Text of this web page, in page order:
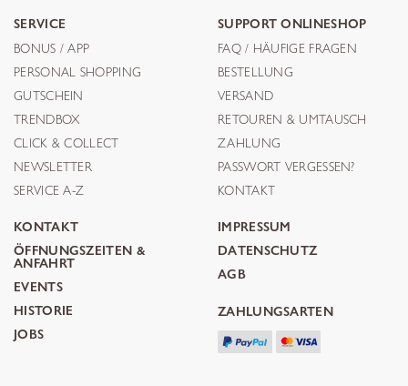
SERVICE
BONUS / APP
PERSONAL SHOPPING
GUTSCHEIN
TRENDBOX
CLICK & COLLECT
NEWSLETTER
SERVICE A-Z
SUPPORT ONLINESHOP
FAQ / HÄUFIGE FRAGEN
BESTELLUNG
VERSAND
RETOUREN & UMTAUSCH
ZAHLUNG
PASSWORT VERGESSEN?
KONTAKT
KONTAKT
ÖFFNUNGSZEITEN &
ANFAHRT
EVENTS
HISTORIE
JOBS
IMPRESSUM
DATENSCHUTZ
AGB
ZAHLUNGSARTEN